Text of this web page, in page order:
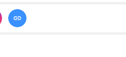
가 사랑한 사람은 고소민이
남편을 잡아먹는 여자라는
문 사생아 성시언과 결혼하